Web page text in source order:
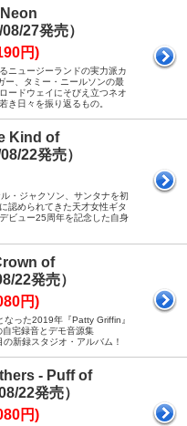
27発売）
円)
ニュージーランドの実力派カ
ー、タミー・ニールソンの最
ードウェイにそびえ立つネオ
き日々を振り返るもの。
Kind of
22発売）
・ジャクソン、サンタナを初
認められてきた天才女性ギタ
ビュー25周年を記念した自身
of
22発売）
円)
った2019年『Patty Griffin』
宅録音とデモ音源集
の新録スタジオ・アルバム！
- Puff of
22発売）
円)